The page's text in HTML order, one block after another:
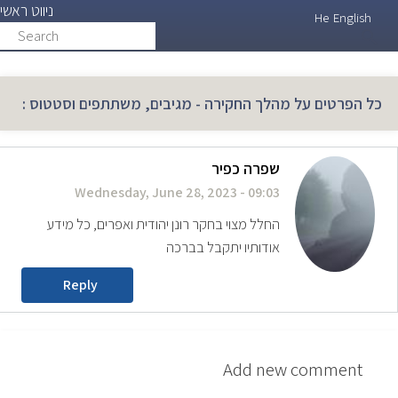
ניווט ראשי
Search
He English
כל הפרטים על מהלך החקירה - מגיבים, משתתפים וסטטוס :
שפרה כפיר
Wednesday, June 28, 2023 - 09:03
החלל מצוי בחקר רונן יהודית ואפרים, כל מידע
אודותיו יתקבל בברכה
Reply
Add new comment